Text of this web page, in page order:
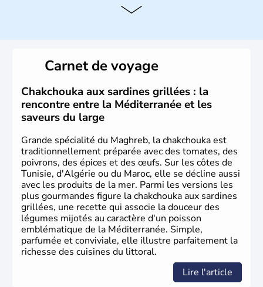
Histoire et administration
près de la moitié ont moins de 19 ans. La musique
l’une des fiertés du pays, originaire des régions les plus à
l’ouest. Lecouscousest l’un des plats traditionnels les
plus appréciés.
Carnet de voyage
Chakchouka aux sardines grillées : la
rencontre entre la Méditerranée et les
saveurs du large
Grande spécialité du Maghreb, la chakchouka est
traditionnellement préparée avec des tomates, des
poivrons, des épices et des œufs. Sur les côtes de
Tunisie, d'Algérie ou du Maroc, elle se décline aussi
avec les produits de la mer. Parmi les versions les
plus gourmandes figure la chakchouka aux sardines
grillées, une recette qui associe la douceur des
légumes mijotés au caractère d'un poisson
emblématique de la Méditerranée. Simple,
parfumée et conviviale, elle illustre parfaitement la
richesse des cuisines du littoral.
Lire l'article